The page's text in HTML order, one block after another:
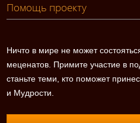
Помощь проекту
Ничто в мире не может
меценатов. Примите участие в
станьте теми, кто поможет
и Мудрости.